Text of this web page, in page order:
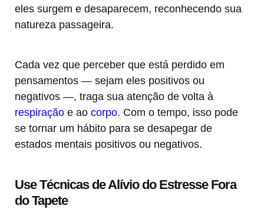
eles surgem e desaparecem, reconhecendo sua
natureza passageira.
Cada vez que perceber que está perdido em
pensamentos — sejam eles positivos ou
negativos —, traga sua atenção de volta à
respiração e ao corpo. Com o tempo, isso pode
se tornar um hábito para se desapegar de
estados mentais positivos ou negativos.
Use Técnicas de Alívio do Estresse Fora
do Tapete